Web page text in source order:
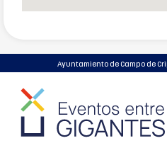
Ayuntamiento de Campo de